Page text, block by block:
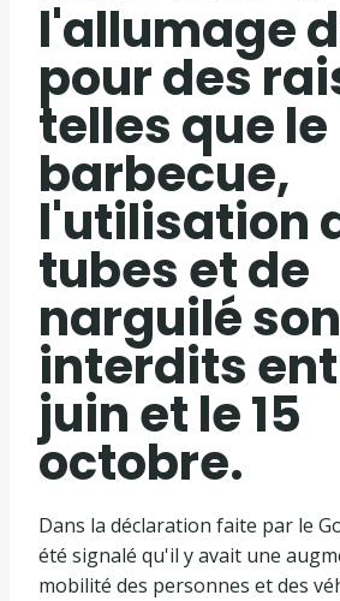
l'allumage
pour des
telles que le
barbecue,
l'utilisation
tubes et de
narguilé
interdits
juin et le 15
octobre.
Dans la déclaration faite par le
été signalé qu'il y avait une
mobilité des personnes et des